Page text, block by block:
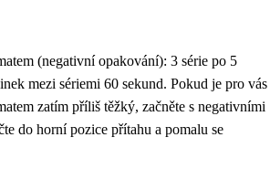
(negativní opakování): 3 série po 5
mezi sériemi 60 sekund. Pokud je pro vás
zatím příliš těžký, začněte s negativními
do horní pozice přítahu a pomalu se